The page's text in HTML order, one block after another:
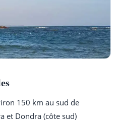
150 km au sud de
et Dondra (côte sud)